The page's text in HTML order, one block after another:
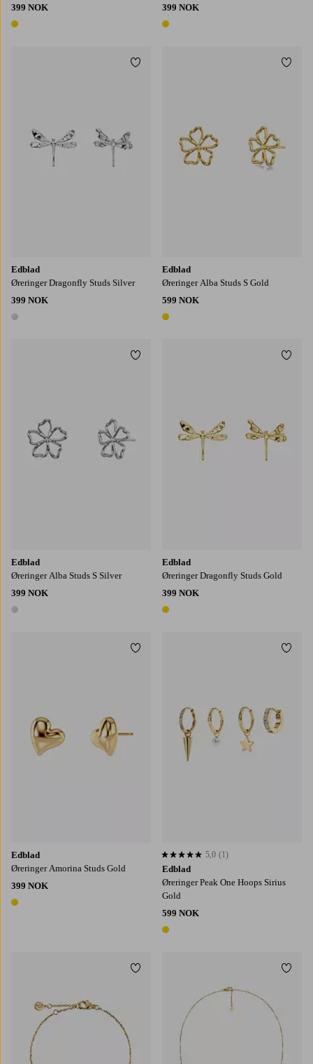
399 NOK
1 farge
399 NOK
1 farge
Edblad
Øreringer Dragonfly Studs Silver
399 NOK
1 farge
Legg til favoritter
Edblad
Øreringer Alba Studs S Gold
599 NOK
1 farge
Edblad
Øreringer Alba Studs S Silver
399 NOK
1 farge
Legg til favoritter
Edblad
Øreringer Dragonfly Studs Gold
399 NOK
1 farge
Edblad
Øreringer Amorina Studs Gold
399 NOK
1 farge
Legg til favoritter
Edblad
Øreringer Peak One Hoops Sirius
Gold
599 NOK
1 farge
5,0 basert på 1 karaktergivninger
5,0 (1)
Legg til favoritter